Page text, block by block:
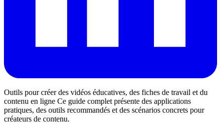
Outils pour créer des vidéos éducatives, des fiches de travail et du
contenu en ligne Ce guide complet présente des applications
pratiques, des outils recommandés et des scénarios concrets pour
créateurs de contenu.